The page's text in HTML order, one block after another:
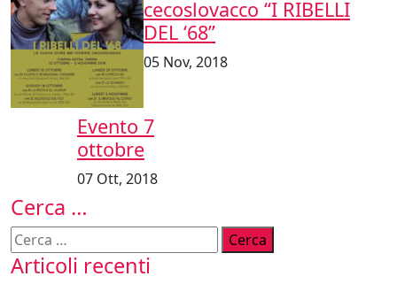
cecoslovacco “I RIBELLI
DEL ‘68”
05 Nov, 2018
Evento 7
ottobre
07 Ott, 2018
Cerca …
Ricerca
per:
Articoli recenti